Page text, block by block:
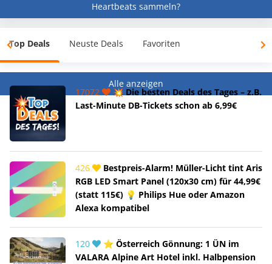
Heartbeats sammeln?
Top Deals Neuste Deals Favoriten
Alle anzeigen
17072
💥 Die besten Deals des Tages – z.B.
Last-Minute DB-Tickets schon ab 6,99€
426
Bestpreis-Alarm! Müller-Licht tint Aris
RGB LED Smart Panel (120x30 cm) für 44,99€
(statt 115€) 💡 Philips Hue oder Amazon
Alexa kompatibel
120
⭐ Österreich Gönnung: 1 ÜN im
VALARA Alpine Art Hotel inkl. Halbpension